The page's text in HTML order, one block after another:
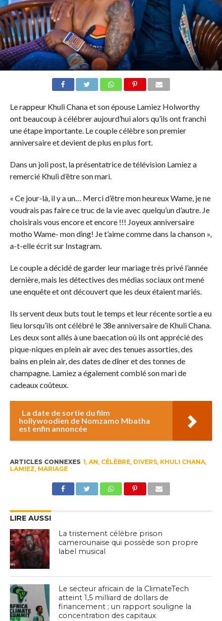
Le rappeur Khuli Chana et son épouse Lamiez Holworthy
ont beaucoup à célébrer aujourd’hui alors qu’ils ont franchi
une étape importante. Le couple célèbre son premier
anniversaire et devient de plus en plus fort.
Dans un joli post, la présentatrice de télévision Lamiez a
remercié Khuli d’être son mari.
« Ce jour-là, il y a un… Merci d’être mon heureux Wame, je ne
voudrais pas faire ce truc de la vie avec quelqu’un d’autre. Je
choisirais vous encore et encore !!! Joyeux anniversaire
motho Wame- mon ding! Je t’aime comme dans la chanson »,
a-t-elle écrit sur Instagram.
Le couple a décidé de garder leur mariage très privé l’année
dernière, mais les détectives des médias sociaux ont mené
une enquête et ont découvert que les deux étaient mariés.
Ils servent deux buts tout le temps et leur récente sortie a eu
lieu lorsqu’ils ont célébré le 38e anniversaire de Khuli Chana.
Les deux sont allés à une baecation où ils ont apprécié des
pique-niques en plein air avec des tenues assorties, des
bains en plein air, des dates de dîner et des tonnes de
champagne. Lamiez a également comblé son mari de
cadeaux coûteux.
La date de sortie du film
hollywoodien de Nomzamo Mbatha
est enfin annoncée
ARTICLES CONNEXES 1, AN, CÉLÈBRE, DIVERS, KHULI CHANA,
LAMIEZ, MARIAGE
LIRE AUSSI
La tristement célèbre prison
camerounaise qui possède son propre
label musical
Le secteur africain de la ClimateTech
atteint 1,5 milliard de dollars de
financement ; un rapport souligne la
concentration des capitaux